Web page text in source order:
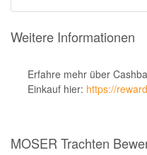
Weitere Informationen
Erfahre mehr über
Einkauf hier: https://
MOSER Trachten